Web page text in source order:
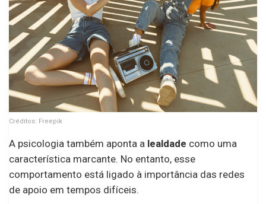
Créditos: Freepik
A psicologia também aponta a lealdade como uma
característica marcante. No entanto, esse
comportamento está ligado à importância das redes
de apoio em tempos difíceis.